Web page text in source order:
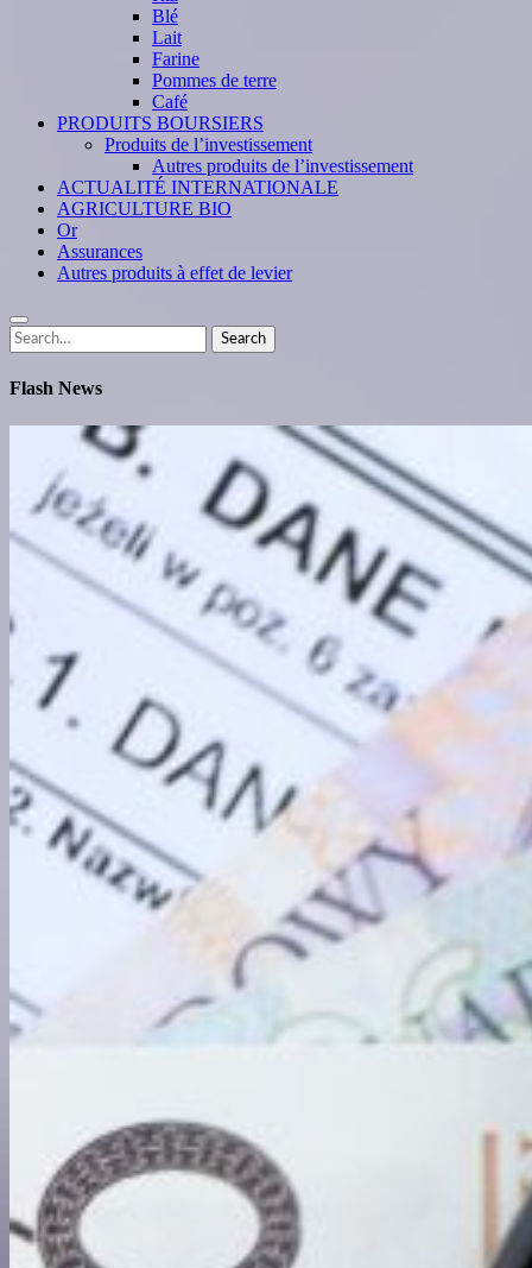
Blé
Lait
Farine
Pommes de terre
Café
PRODUITS BOURSIERS
Produits de l’investissement
Autres produits de l’investissement
ACTUALITÉ INTERNATIONALE
AGRICULTURE BIO
Or
Assurances
Autres produits à effet de levier
Search
for:
Search
Flash News